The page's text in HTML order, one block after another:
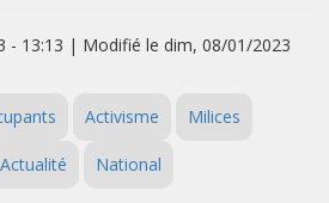
- 13:13 | Modifié le dim, 08/01/2023
Activisme Milices
Actualité National